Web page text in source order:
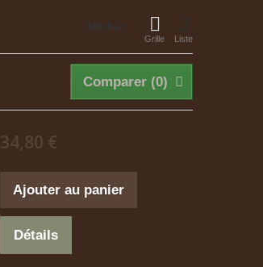
Afficher :
Grille Liste
Comparer (0)
34,80 €
Ajouter au panier
Détails